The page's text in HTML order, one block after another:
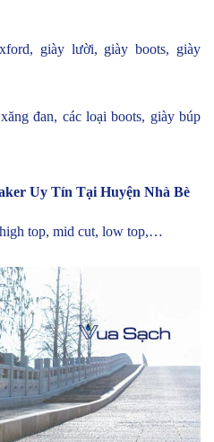
giày lười, giày boots, giày
đan, các loại boots, giày búp
Uy Tín Tại Huyện Nhà Bè
top, mid cut, low top,…